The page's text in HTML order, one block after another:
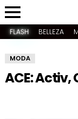
Menu
FLASH BELLEZA
MODA
ACE: Activ,